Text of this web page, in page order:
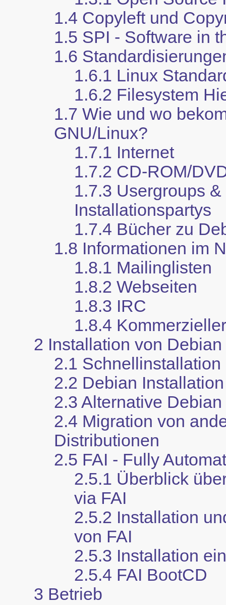
1.4 Copyleft und
1.5 SPI - Software in
1.6
1.6.1 Linux
1.6.2 Filesystem
1.7 Wie und wo
GNU/Linux?
1.7.1 Internet
1.7.2 CD-ROM/
1.7.3 Usergroups &
Installationspartys
1.7.4 Bücher zu
1.8 Informationen im
1.8.1 Mailinglisten
1.8.2 Webseiten
1.8.3 IRC
1.8.4
2 Installation von
2.1 Schnellinstallation
2.2 Debian Installation
2.3 Alternative
2.4 Migration von
Distributionen
2.5 FAI - Fully
2.5.1 Überblick
via FAI
2.5.2 Installation
von FAI
2.5.3 Installation
2.5.4 FAI BootCD
3 Betrieb